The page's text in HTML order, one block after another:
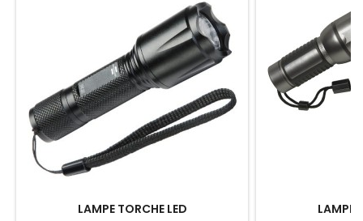
LAMPE TORCHE LED LAMPE